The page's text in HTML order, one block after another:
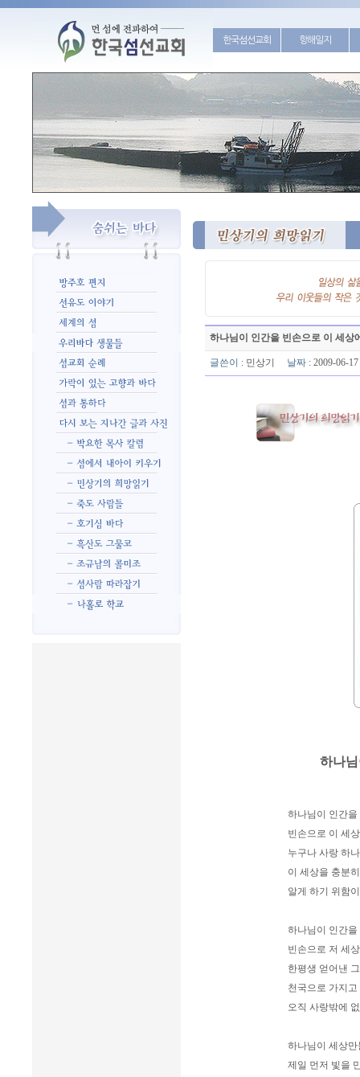
한국섬선교회 항해일지
하나님이 인간을 빈손으로 이 세상
글쓴이 : 민상기 날짜 : 2009-06-
하나
하나님이 인간을
빈손으로 이 세
누구나 사랑 하
이 세상을 충분
알게 하기 위함
하나님이 인간을
빈손으로 저 세
한평생 얻어낸
천국으로 가지
오직 사랑밖에
하나님이 세상
제일 먼저 빛을